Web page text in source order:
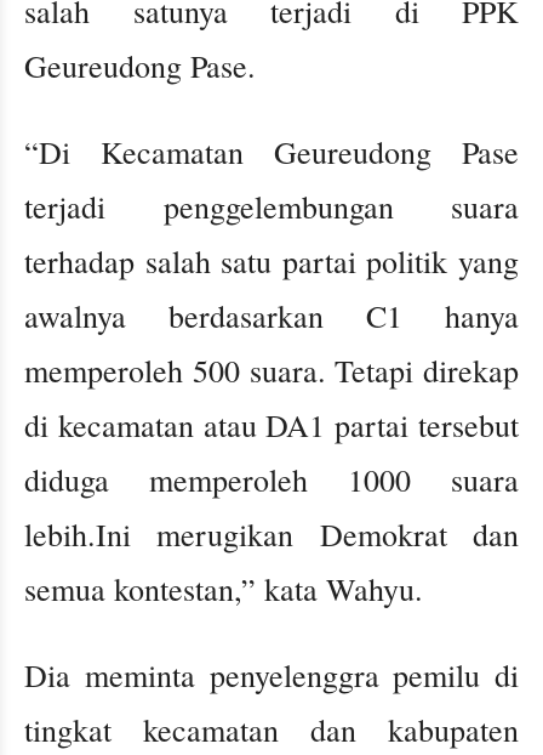
salah satunya terjadi di PPK
Geureudong Pase.
“Di Kecamatan Geureudong Pase
terjadi penggelembungan suara
terhadap salah satu partai politik yang
awalnya berdasarkan C1 hanya
memperoleh 500 suara. Tetapi direkap
di kecamatan atau DA1 partai tersebut
diduga memperoleh 1000 suara
lebih.Ini merugikan Demokrat dan
semua kontestan,” kata Wahyu.
Dia meminta penyelenggra pemilu di
tingkat kecamatan dan kabupaten